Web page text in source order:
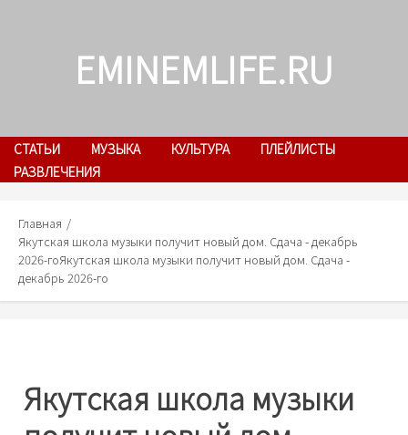
EMINEMLIFE.RU
СТАТЬИ МУЗЫКА КУЛЬТУРА
ПЛЕЙЛИСТЫ
РАЗВЛЕЧЕНИЯ
Главная
Якутская школа музыки получит новый дом. Сдача - декабрь
2026-гоЯкутская школа музыки получит новый дом. Сдача -
декабрь 2026-го
Якутская школа музыки